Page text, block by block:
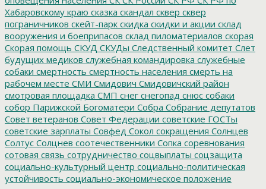
Хабаровскому краю сказка скандал сквер сквер
пограничников скейт-парк скидка скидки и акции склад
вооружения и боеприпасов склад пиломатериалов скорая
Скорая помощь СКУД СКУДы Следственный комитет Слет
будущих медиков служебная командировка служебные
собаки смертность смертность населения смерть на
рабочем месте СМИ Смидович Смидовичский район
смотровая площадка СМП снег снегопад снюс собаки
собор Парижской Богоматери Собра Собрание депутатов
Совет ветеранов Совет Федерации советские ГОСТы
советские зарплаты Совфед Сокол сокращения Солнцев
Солтус Солцнев соотечественники Сопка соревнования
сотовая связь сотрудничество соцвыплаты соцзащита
социально-культурный центр социально-политическая
устойчивость социально-экономическое положение